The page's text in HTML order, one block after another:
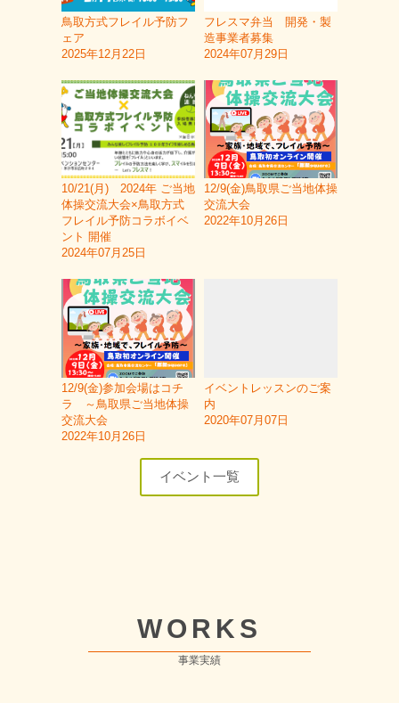
鳥取方式フレイル予防フ
ェア
2025年12月22日
フレスマ弁当 開発・製
造事業者募集
2024年07月29日
10/21(月) 2024年 ご当地
体操交流大会×鳥取方式
フレイル予防コラボイベ
ント 開催
2024年07月25日
12/9(金)鳥取県ご当地体操
交流大会
2022年10月26日
12/9(金)参加会場はコチ
ラ ～鳥取県ご当地体操
交流大会
2022年10月26日
イベントレッスンのご案
内
2020年07月07日
イベント一覧
WORKS
事業実績